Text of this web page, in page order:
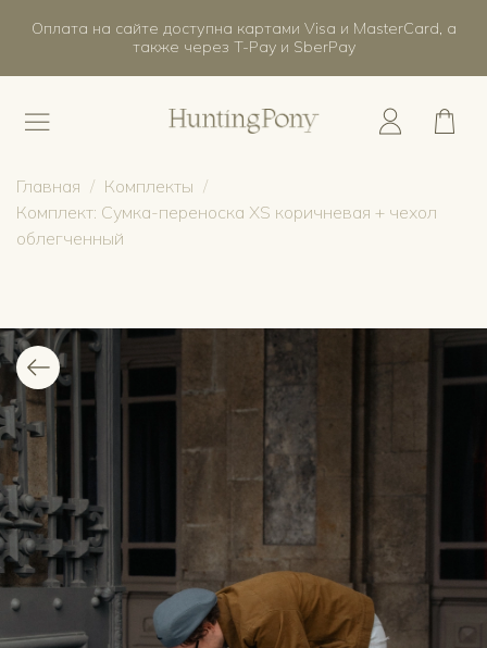
Оплата на сайте доступна картами Visa и MasterCard, а
также через T-Pay и SberPay
Главная
Комплекты
Комплект: Сумка-переноска XS коричневая + чехол
облегченный